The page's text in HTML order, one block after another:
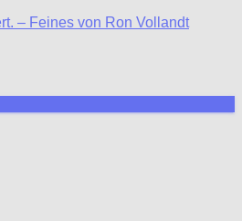
– Feines von Ron Vollandt